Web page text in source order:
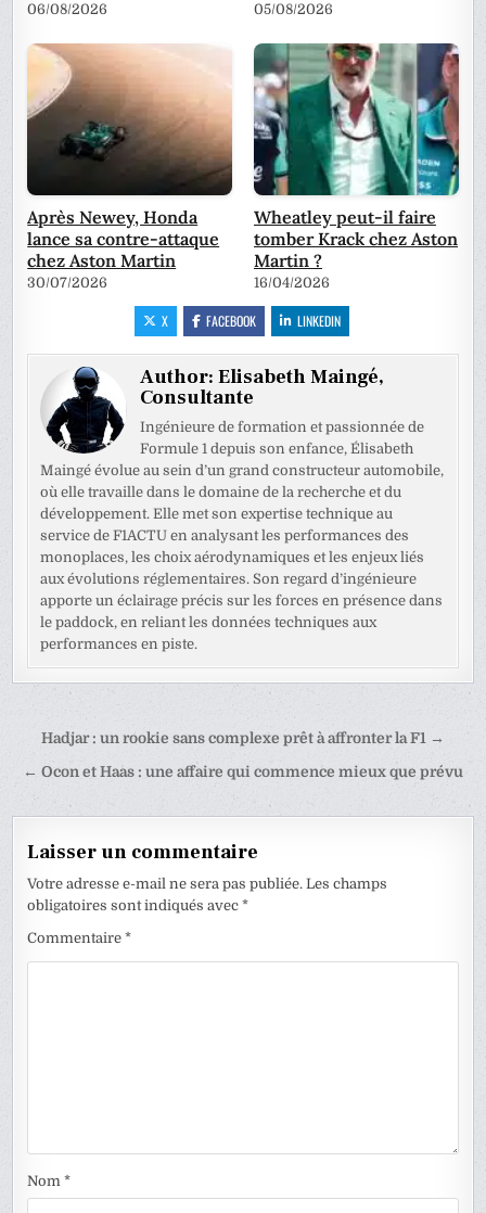
06/08/2026 05/08/2026
Après Newey, Honda
lance sa contre-attaque
chez Aston Martin
30/07/2026
Wheatley peut-il faire
tomber Krack chez Aston
Martin ?
16/04/2026
X FACEBOOK LINKEDIN
Author:Elisabeth Maingé,
Consultante
Ingénieure de formation et passionnée de
Formule 1 depuis son enfance, Élisabeth
Maingé évolue au sein d’un grand constructeur automobile,
où elle travaille dans le domaine de la recherche et du
développement. Elle met son expertise technique au
service de F1ACTU en analysant les performances des
monoplaces, les choix aérodynamiques et les enjeux liés
aux évolutions réglementaires. Son regard d’ingénieure
apporte un éclairage précis sur les forces en présence dans
le paddock, en reliant les données techniques aux
performances en piste.
Navigation
de
Hadjar : un rookie sans complexe prêt à affronter la F1 →
← Ocon et Haas : une affaire qui commence mieux que prévu
Laisser un commentaire
Votre adresse e-mail ne sera pas publiée. Les champs
obligatoires sont indiqués avec*
Commentaire*
Nom*